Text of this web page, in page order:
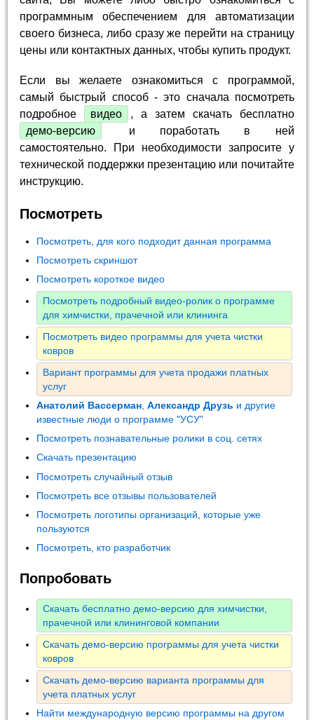
программным обеспечением для автоматизации
своего бизнеса, либо сразу же перейти на страницу
цены или контактных данных, чтобы купить продукт.
Если вы желаете ознакомиться с программой,
самый быстрый способ - это сначала посмотреть
подробное
видео
, а затем скачать бесплатно
демо-версию
и поработать в ней
самостоятельно. При необходимости запросите у
технической поддержки презентацию или почитайте
инструкцию.
Посмотреть
Посмотреть, для кого подходит данная программа
Посмотреть скриншот
Посмотреть короткое видео
Посмотреть подробный видео-ролик о программе
для химчистки, прачечной или клининга
Посмотреть видео программы для учета чистки
ковров
Вариант программы для учета продажи платных
услуг
Анатолий Вассерман ,Александр Друзь и другие
известные люди о программе "УСУ"
Посмотреть познавательные ролики в соц. сетях
Скачать презентацию
Посмотреть случайный отзыв
Посмотреть все отзывы пользователей
Посмотреть логотипы организаций, которые уже
пользуются
Посмотреть, кто разработчик
Попробовать
Скачать бесплатно демо-версию для химчистки,
прачечной или клининговой компании
Скачать демо-версию программы для учета чистки
ковров
Скачать демо-версию варианта программы для
учета платных услуг
Найти международную версию программы на другом